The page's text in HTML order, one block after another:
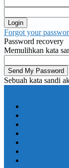
Forgot your
Password recovery
Memulihkan kata
Sebuah kata sandi